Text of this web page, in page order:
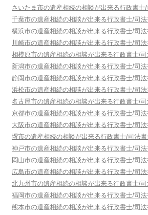
さいたま市の遺産相続の相談が出来る行政書士
千葉市の遺産相続の相談が出来る行政書士/司
横浜市の遺産相続の相談が出来る行政書士/司
川崎市の遺産相続の相談が出来る行政書士/司
相模原市の遺産相続の相談が出来る行政書士/
新潟市の遺産相続の相談が出来る行政書士/司
静岡市の遺産相続の相談が出来る行政書士/司
浜松市の遺産相続の相談が出来る行政書士/司
名古屋市の遺産相続の相談が出来る行政書士/
京都市の遺産相続の相談が出来る行政書士/司
大阪市の遺産相続の相談が出来る行政書士/司
堺市の遺産相続の相談が出来る行政書士/司法
神戸市の遺産相続の相談が出来る行政書士/司
岡山市の遺産相続の相談が出来る行政書士/司
広島市の遺産相続の相談が出来る行政書士/司
北九州市の遺産相続の相談が出来る行政書士/
福岡市の遺産相続の相談が出来る行政書士/司
熊本市の遺産相続の相談が出来る行政書士/司